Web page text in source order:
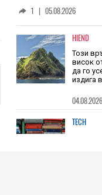
разбие в
голяма от
звука
| 05.08.2026
HIEND
Този
да го
издига